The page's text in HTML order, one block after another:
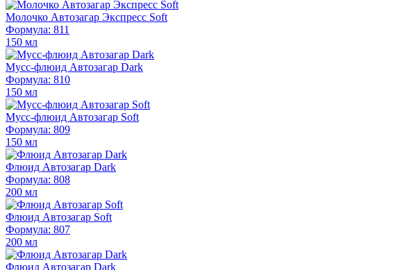
Молочко Автозагар Экспресс Soft
Формула: 811
150 мл
Мусс-флюид Автозагар Dark
Формула: 810
150 мл
Мусс-флюид Автозагар Soft
Формула: 809
150 мл
Флюид Автозагар Dark
Формула: 808
200 мл
Флюид Автозагар Soft
Формула: 807
200 мл
Флюид Автозагар Dark